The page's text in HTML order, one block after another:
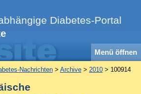
Diabetes-Portal
Menü öffnen
Nachrichten> Archive> 2010> 100914